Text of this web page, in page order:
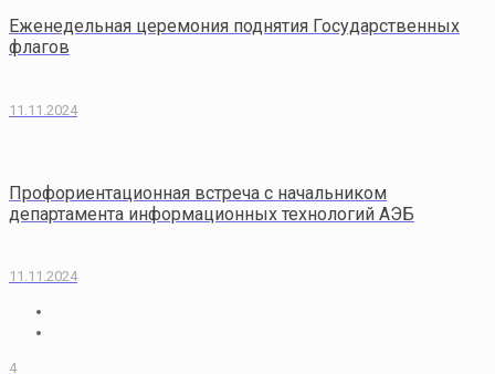
Еженедельная церемония поднятия Государственных
флагов
11.11.2024
Профориентационная встреча с начальником
департамента информационных технологий АЭБ
11.11.2024
4